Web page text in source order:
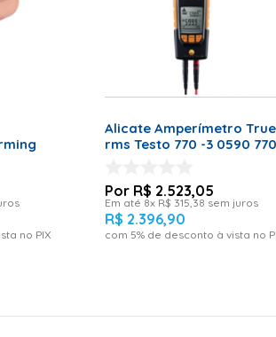
2 Forming
no PIX
ADICIONAR AO CARRINHO
Alicate Amperímetro
rms Testo 770 -3 0590
R$ 2.523,05
Em até 8x R$ 315 ,38 sem juros
R$ 2.396,90
com 5% de desconto à vista no